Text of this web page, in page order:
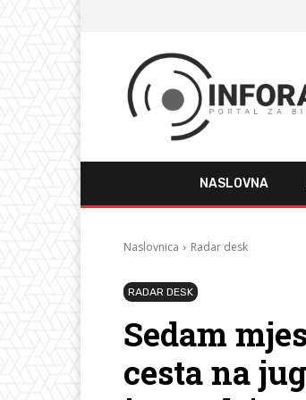
NASLOVNA
Naslovnica Radar desk
RADAR DESK
Sedam
cesta na